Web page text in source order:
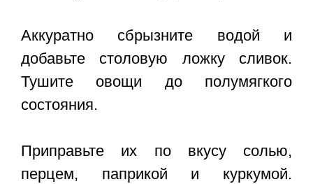
Аккуратно сбрызните водой и
добавьте столовую ложку сливок.
Тушите овощи до полумягкого
состояния.
Приправьте их по вкусу солью,
перцем, паприкой и куркумой.